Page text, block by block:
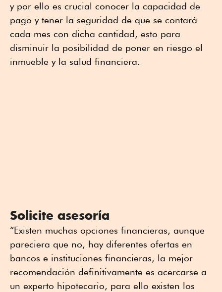
y por ello es crucial conocer la capacidad de
pago y tener la seguridad de que se contará
cada mes con dicha cantidad, esto para
disminuir la posibilidad de poner en riesgo el
inmueble y la salud financiera.
Solicite asesoría
“Existen muchas opciones financieras, aunque
pareciera que no, hay diferentes ofertas en
bancos e instituciones financieras, la mejor
recomendación definitivamente es acercarse a
un experto hipotecario, para ello existen los